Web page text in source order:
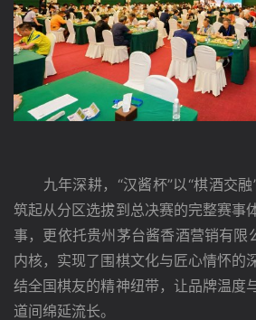
九年深耕，“汉酱杯”以“棋酒交融
筑起从分区选拔到总决赛的完整赛事
事，更依托贵州茅台酱香酒营销有限
内核，实现了围棋文化与匠心情怀的
结全国棋友的精神纽带，让品牌温度
道间绵延流长。